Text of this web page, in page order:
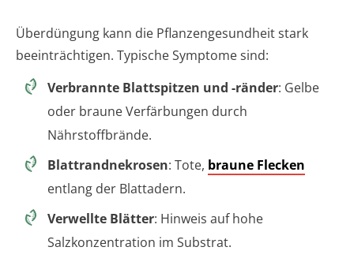
Überdüngung kann die Pflanzengesundheit stark
beeinträchtigen. Typische Symptome sind:
Verbrannte Blattspitzen und -ränder: Gelbe
oder braune Verfärbungen durch
Nährstoffbrände.
Blattrandnekrosen: Tote, braune Flecken
entlang der Blattadern.
Verwellte Blätter: Hinweis auf hohe
Salzkonzentration im Substrat.